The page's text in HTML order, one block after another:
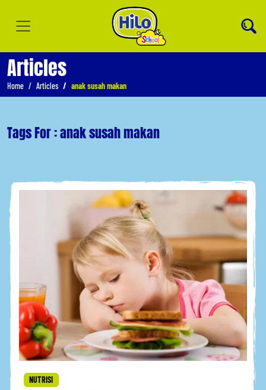
Articles
Home Articles anak susah makan
Tags For : anak susah makan
NUTRISI